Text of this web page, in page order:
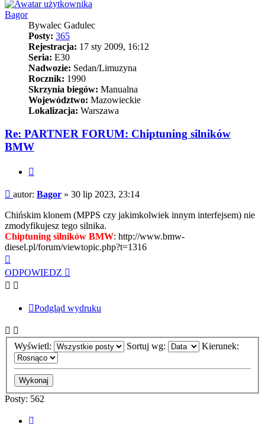
Bagor
Bywalec Gadulec
Posty: 365
Rejestracja: 17 sty 2009, 16:12
Seria: E30
Nadwozie: Sedan/Limuzyna
Rocznik: 1990
Skrzynia biegów: Manualna
Województwo: Mazowieckie
Lokalizacja: Warszawa
Re: PARTNER FORUM: Chiptuning silników
BMW
Post
autor: Bagor » 30 lip 2023, 23:14
Chińskim klonem (MPPS czy jakimkolwiek innym interfejsem) nie
zmodyfikujesz tego silnika.
Chiptuning silników BMW: http://www.bmw-
diesel.pl/forum/viewtopic.php?t=1316
górę
ODPOWIEDZ
Podgląd wydruku
Wyświetl: Sortuj wg: Kierunek:
Posty: 562